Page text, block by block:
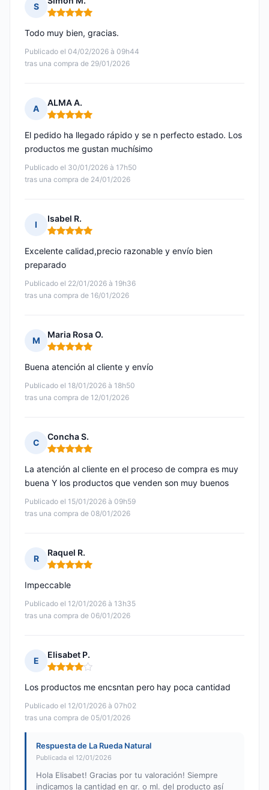
S
Nota: 5 de 5
Publicado el 04/02/2026 à 09h44
tras una compra de 29/01/2026
Todo muy bien, gracias.
A
ALMA A.
Nota: 5 de 5
Publicado el 30/01/2026 à 17h50
tras una compra de 24/01/2026
El pedido ha llegado rápido y se n perfecto estado. Los
productos me gustan muchísimo
I
Isabel R.
Nota: 5 de 5
Publicado el 22/01/2026 à 19h36
tras una compra de 16/01/2026
Excelente calidad,precio razonable y envío bien
preparado
M
Maria Rosa O.
Nota: 5 de 5
Publicado el 18/01/2026 à 18h50
tras una compra de 12/01/2026
Buena atención al cliente y envío
C
Concha S.
Nota: 5 de 5
Publicado el 15/01/2026 à 09h59
tras una compra de 08/01/2026
La atención al cliente en el proceso de compra es muy
buena Y los productos que venden son muy buenos
R
Raquel R.
Nota: 5 de 5
Publicado el 12/01/2026 à 13h35
tras una compra de 06/01/2026
Impeccable
E
Elisabet P.
Nota: 4 de 5
Publicado el 12/01/2026 à 07h02
tras una compra de 05/01/2026
Los productos me encsntan pero hay poca cantidad
Respuesta de La Rueda Natural
Publicada el 12/01/2026
Hola Elisabet! Gracias por tu valoración! Siempre
indicamos la cantidad en gr. o ml. del producto así